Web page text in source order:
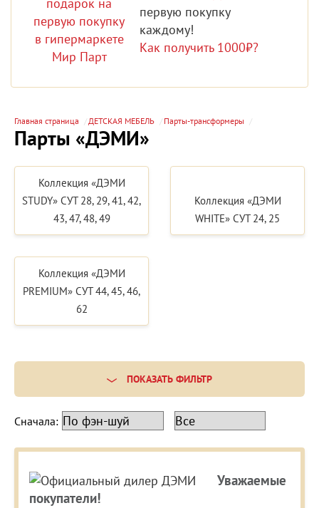
первую покупку
каждому!
Как получить 1000₽?
Главная страница ДЕТСКАЯ МЕБЕЛЬ Парты-трансформеры
Парты «ДЭМИ»
Коллекция «ДЭМИ
STUDY» СУТ 28, 29, 41, 42,
43, 47, 48, 49
Коллекция «ДЭМИ
WHITE» СУТ 24, 25
Коллекция «ДЭМИ
PREMIUM» СУТ 44, 45, 46,
62
ПОКАЗАТЬ ФИЛЬТР
Сначала:
Уважаемые
покупатели!